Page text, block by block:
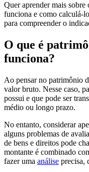
Quer aprender mais
funciona e como calculá-
para compreender o
O que é
funciona?
Ao pensar no patrimônio
valor bruto. Nesse caso,
possui e que pode ser
médio ou longo prazo.
No entanto, considerar
alguns problemas de
de bens e direitos pode
montante é combinado
fazer uma análise precisa,